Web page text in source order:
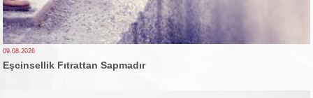
09.08.2026
Eşcinsellik Fıtrattan Sapmadır